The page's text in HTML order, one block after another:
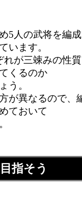
5人の武将を編
います。
が三竦みの性
くるのか
う。
が異なるので、
ておいて
指そう